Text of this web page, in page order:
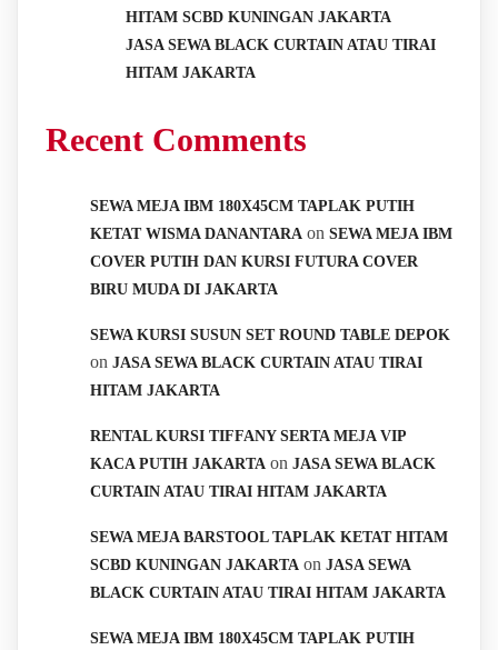
HITAM SCBD KUNINGAN JAKARTA
JASA SEWA BLACK CURTAIN ATAU TIRAI
HITAM JAKARTA
Recent Comments
SEWA MEJA IBM 180X45CM TAPLAK PUTIH
KETAT WISMA DANANTARA on SEWA MEJA IBM
COVER PUTIH DAN KURSI FUTURA COVER
BIRU MUDA DI JAKARTA
SEWA KURSI SUSUN SET ROUND TABLE DEPOK
on JASA SEWA BLACK CURTAIN ATAU TIRAI
HITAM JAKARTA
RENTAL KURSI TIFFANY SERTA MEJA VIP
KACA PUTIH JAKARTA on JASA SEWA BLACK
CURTAIN ATAU TIRAI HITAM JAKARTA
SEWA MEJA BARSTOOL TAPLAK KETAT HITAM
SCBD KUNINGAN JAKARTA on JASA SEWA
BLACK CURTAIN ATAU TIRAI HITAM JAKARTA
SEWA MEJA IBM 180X45CM TAPLAK PUTIH